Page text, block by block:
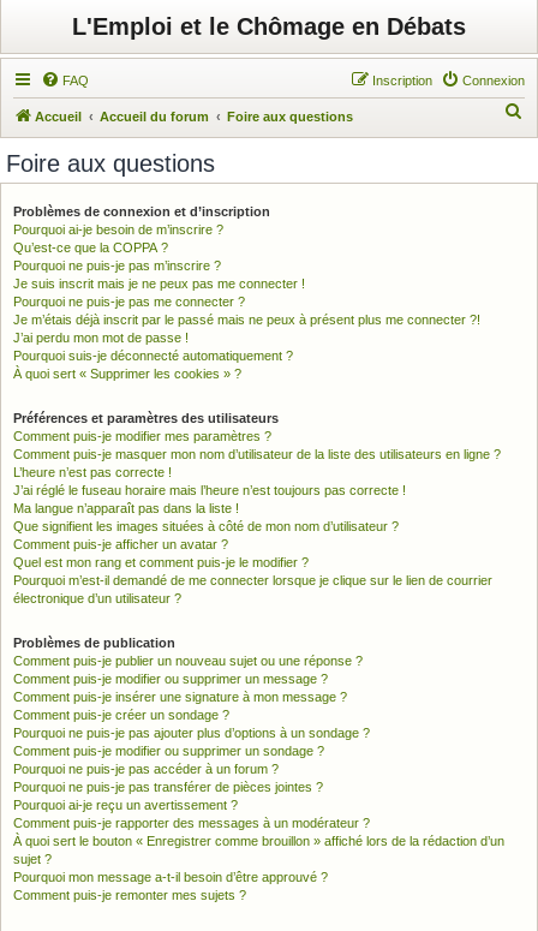
L'Emploi et le Chômage en Débats
FAQ Connexion
Inscription
Accueil Accueil du forum Foire aux questions
Foire aux questions
Problèmes de connexion et d’inscription
Pourquoi ai-je besoin de m’inscrire ?
Qu’est-ce que la COPPA ?
Pourquoi ne puis-je pas m’inscrire ?
Je suis inscrit mais je ne peux pas me connecter !
Pourquoi ne puis-je pas me connecter ?
Je m’étais déjà inscrit par le passé mais ne peux à présent plus me connecter ?!
J’ai perdu mon mot de passe !
Pourquoi suis-je déconnecté automatiquement ?
À quoi sert « Supprimer les cookies » ?
Préférences et paramètres des utilisateurs
Comment puis-je modifier mes paramètres ?
Comment puis-je masquer mon nom d’utilisateur de la liste des utilisateurs en ligne ?
L’heure n’est pas correcte !
J’ai réglé le fuseau horaire mais l’heure n’est toujours pas correcte !
Ma langue n’apparaît pas dans la liste !
Que signifient les images situées à côté de mon nom d’utilisateur ?
Comment puis-je afficher un avatar ?
Quel est mon rang et comment puis-je le modifier ?
Pourquoi m’est-il demandé de me connecter lorsque je clique sur le lien de courrier
électronique d’un utilisateur ?
Problèmes de publication
Comment puis-je publier un nouveau sujet ou une réponse ?
Comment puis-je modifier ou supprimer un message ?
Comment puis-je insérer une signature à mon message ?
Comment puis-je créer un sondage ?
Pourquoi ne puis-je pas ajouter plus d’options à un sondage ?
Comment puis-je modifier ou supprimer un sondage ?
Pourquoi ne puis-je pas accéder à un forum ?
Pourquoi ne puis-je pas transférer de pièces jointes ?
Pourquoi ai-je reçu un avertissement ?
Comment puis-je rapporter des messages à un modérateur ?
À quoi sert le bouton « Enregistrer comme brouillon » affiché lors de la rédaction d’un
sujet ?
Pourquoi mon message a-t-il besoin d’être approuvé ?
Comment puis-je remonter mes sujets ?